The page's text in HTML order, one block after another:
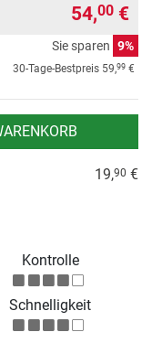
54,00 €
Sie sparen 9%
30-Tage-Bestpreis 59,99 €
Kontrolle
Schnelligkeit
19,90 €